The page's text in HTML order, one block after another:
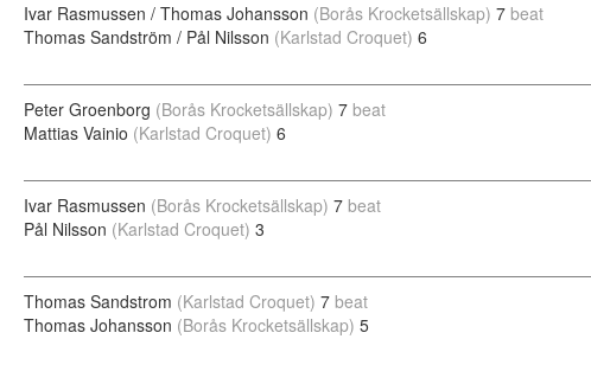
Ivar Rasmussen / Thomas Johansson (Borås Krocketsällskap) 7 beat
Thomas Sandström / Pål Nilsson (Karlstad Croquet) 6
Peter Groenborg (Borås Krocketsällskap) 7 beat
Mattias Vainio (Karlstad Croquet) 6
Ivar Rasmussen (Borås Krocketsällskap) 7 beat
Pål Nilsson (Karlstad Croquet) 3
Thomas Sandstrom (Karlstad Croquet) 7 beat
Thomas Johansson (Borås Krocketsällskap) 5